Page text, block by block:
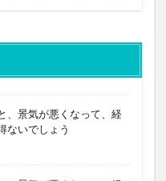
、景気が悪くなって、経
ないでしょう